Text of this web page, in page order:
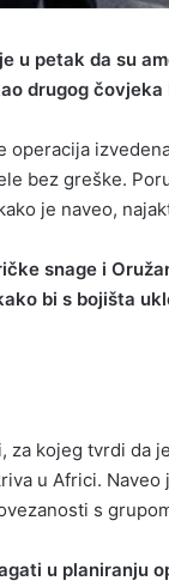
u petak da su
drugog čovjeka
operacija
bez greške.
je naveo,
snage i
bi s bojišta
kojeg tvrdi da
u Africi.
s
u planiranju